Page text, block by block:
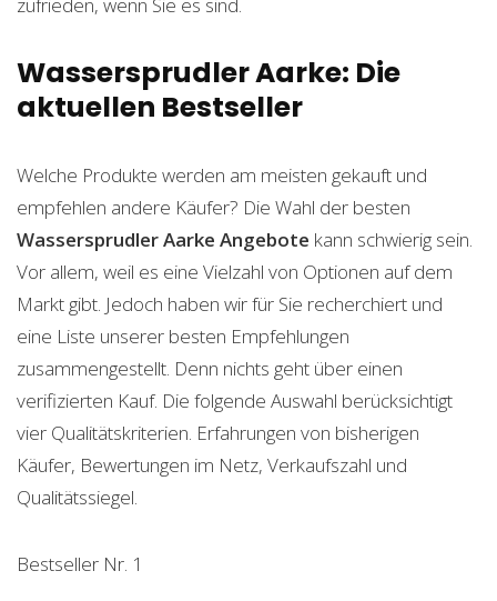
zufrieden, wenn Sie es sind.
Wassersprudler Aarke: Die
aktuellen Bestseller
Welche Produkte werden am meisten gekauft und
empfehlen andere Käufer? Die Wahl der besten
Wassersprudler Aarke Angebote kann schwierig sein.
Vor allem, weil es eine Vielzahl von Optionen auf dem
Markt gibt. Jedoch haben wir für Sie recherchiert und
eine Liste unserer besten Empfehlungen
zusammengestellt. Denn nichts geht über einen
verifizierten Kauf. Die folgende Auswahl berücksichtigt
vier Qualitätskriterien. Erfahrungen von bisherigen
Käufer, Bewertungen im Netz, Verkaufszahl und
Qualitätssiegel.
Bestseller Nr. 1